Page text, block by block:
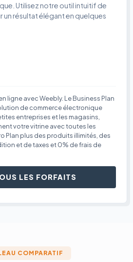
Utilisez notre outil intuitif de
résultat élégant en quelques
ligne avec Weebly. Le Business Plan
de commerce électronique
entreprises et les magasins,
votre vitrine avec toutes les
Plan plus des produits illimités, des
et de taxes et 0% de frais de
LES FORFAITS
COMPARATIF